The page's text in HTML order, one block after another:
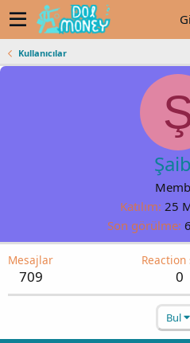
Kullanıcılar
Katılım 25
Son görülme
Mesajlar
709
Reaction
0
Bul